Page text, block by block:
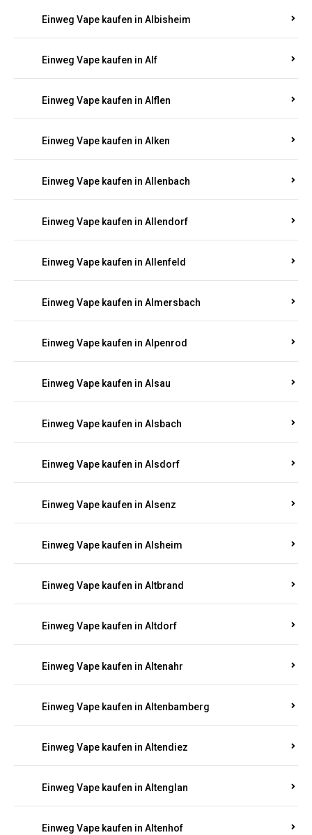
Einweg Vape kaufen in Albisheim
Einweg Vape kaufen in Alf
Einweg Vape kaufen in Alflen
Einweg Vape kaufen in Alken
Einweg Vape kaufen in Allenbach
Einweg Vape kaufen in Allendorf
Einweg Vape kaufen in Allenfeld
Einweg Vape kaufen in Almersbach
Einweg Vape kaufen in Alpenrod
Einweg Vape kaufen in Alsau
Einweg Vape kaufen in Alsbach
Einweg Vape kaufen in Alsdorf
Einweg Vape kaufen in Alsenz
Einweg Vape kaufen in Alsheim
Einweg Vape kaufen in Altbrand
Einweg Vape kaufen in Altdorf
Einweg Vape kaufen in Altenahr
Einweg Vape kaufen in Altenbamberg
Einweg Vape kaufen in Altendiez
Einweg Vape kaufen in Altenglan
Einweg Vape kaufen in Altenhof